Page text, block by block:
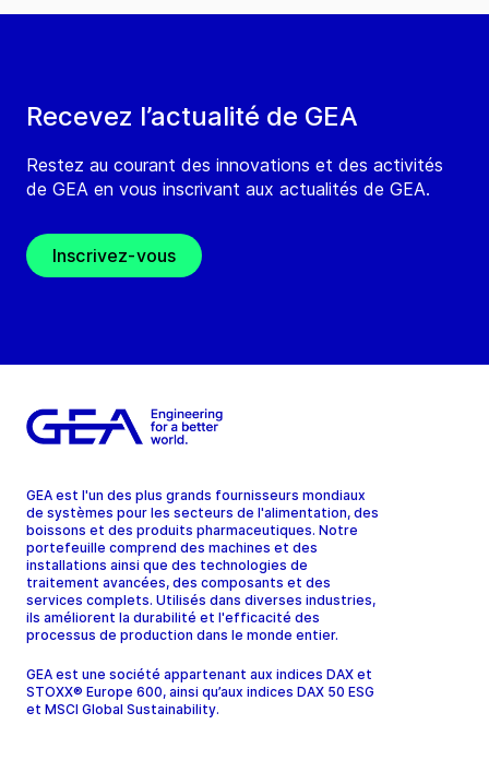
Recevez l’actualité de GEA
Restez au courant des innovations et des activités
de GEA en vous inscrivant aux actualités de GEA.
Inscrivez-vous
GEA est l'un des plus grands fournisseurs mondiaux
de systèmes pour les secteurs de l'alimentation, des
boissons et des produits pharmaceutiques. Notre
portefeuille comprend des machines et des
installations ainsi que des technologies de
traitement avancées, des composants et des
services complets. Utilisés dans diverses industries,
ils améliorent la durabilité et l'efficacité des
processus de production dans le monde entier.
GEA est une société appartenant aux indices DAX et
STOXX® Europe 600, ainsi qu’aux indices DAX 50 ESG
et MSCI Global Sustainability.